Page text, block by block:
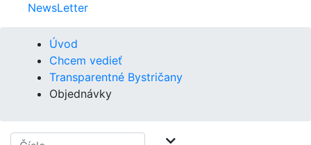
NewsLetter
Úvod
Chcem vedieť
Transparentné Bystričany
Objednávky